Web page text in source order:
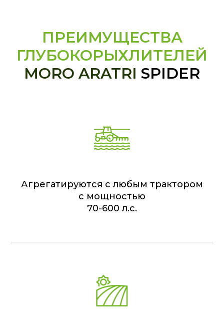
ПРЕИМУЩЕСТВА
ГЛУБОКОРЫХЛИТЕЛЕЙ
MORO ARATRI SPIDER
Агрегатируются с любым трактором
с мощностью
70-600 л.с.